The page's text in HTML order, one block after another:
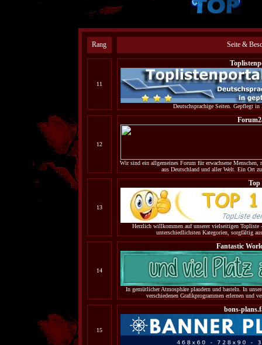
Rang Seite &
11
Deutschsprachige Seiten. Gepflegt
12
Wir sind ein allgemeines Forum für erwachsene
aus Deutschland und aller Welt. Ein Ort
13
Top
Herzlich willkommen auf unserer vielseitigen Topliste
unterschiedlichsten Kategorien, sorgfältig
14
Fantastic
In gemütlicher Atmosphäre plaudern und basteln. In
verschiedenen Grafikprogrammen erlernen und
15
bons-